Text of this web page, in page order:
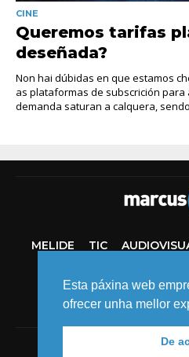
CINE
Queremos tarifas
deseñada?
Non hai dúbidas en que estamos
as plataformas de subscrición para
demanda saturan a calquera,
MELIDE TIC
Esta páxina web
ofrecer unha mellor
De